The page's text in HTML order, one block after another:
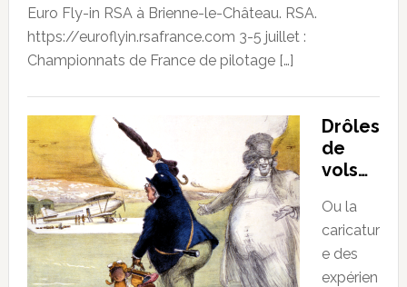
Euro Fly-in RSA à Brienne-le-Château. RSA.
https://euroflyin.rsafrance.com 3-5 juillet :
Championnats de France de pilotage […]
Drôles
de
vols…
Ou la
caricatur
e des
expérien